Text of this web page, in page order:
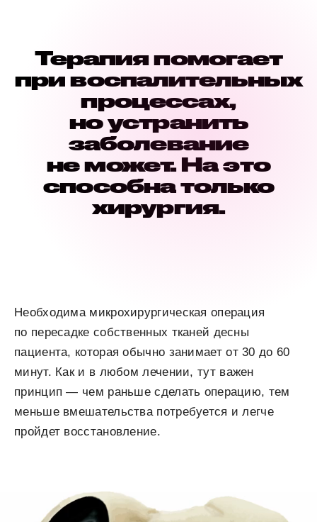
Терапия помогает
при воспалительных
процессах,
но устранить
заболевание
не может. На это
способна только
хирургия.
Необходима микрохирургическая операция
по пересадке собственных тканей десны
пациента, которая обычно занимает от 30 до 60
минут. Как и в любом лечении, тут важен
принцип — чем раньше сделать операцию, тем
меньше вмешательства потребуется и легче
пройдет восстановление.